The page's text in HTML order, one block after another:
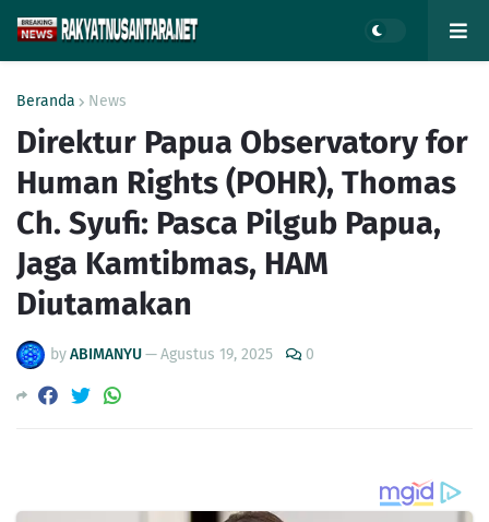
Beranda News
Direktur Papua Observatory for
Human Rights (POHR), Thomas
Ch. Syufi: Pasca Pilgub Papua,
Jaga Kamtibmas, HAM
Diutamakan
byABIMANYU—Agustus 19, 2025 0